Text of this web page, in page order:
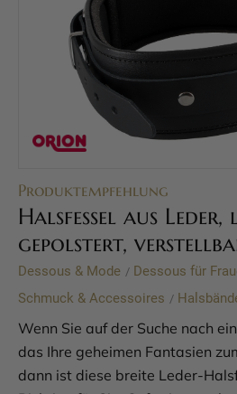
Produktempfehlung
Halsfessel aus
gepolstert,
Dessous & Mode / Dessous für
Schmuck & Accessoires /
Wenn Sie auf der Suche nach
das Ihre geheimen Fantasien
dann ist diese breite Leder-